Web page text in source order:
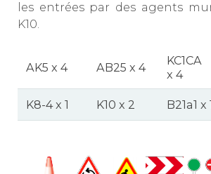
les entrées par des agents
K10.
AK5 x 4 AB25 x 4
KC1CA
x 4
K8-4 x 1 K10 x 2 B21a1 x